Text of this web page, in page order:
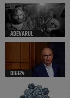
ADEVARUL
DIGI24